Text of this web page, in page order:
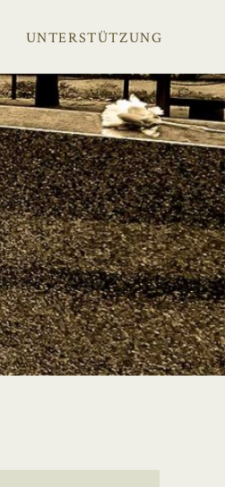
UNTERSTÜTZUNG